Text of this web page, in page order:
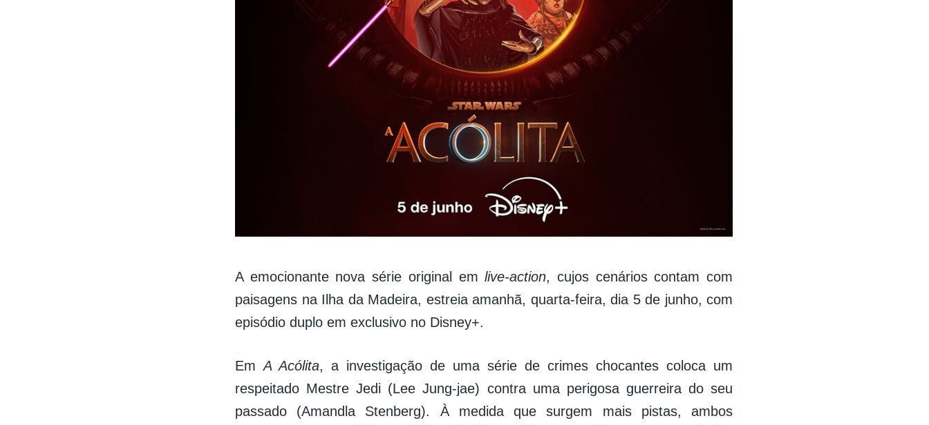
A emocionante nova série original emlive-action, cujos cenários contam com
paisagens na Ilha da Madeira, estreia amanhã, quarta-feira, dia 5 de junho, com
episódio duplo em exclusivo no Disney+.
EmA Acólita, a investigação de uma série de crimes chocantes coloca um
respeitado Mestre Jedi (Lee Jung-jae) contra uma perigosa guerreira do seu
passado (Amandla Stenberg). À medida que surgem mais pistas, ambos